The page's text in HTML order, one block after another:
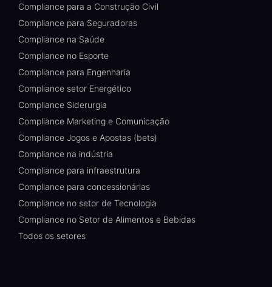
Compliance para a Construção Civil
Compliance para Seguradoras
Compliance na Saúde
Compliance no Esporte
Compliance para Engenharia
Compliance setor Energético
Compliance Siderurgia
Compliance Marketing e Comunicação
Compliance Jogos e Apostas (bets)
Compliance na indústria
Compliance para infraestrutura
Compliance para concessionárias
Compliance no setor de Tecnologia
Compliance no Setor de Alimentos e Bebidas
Todos os setores